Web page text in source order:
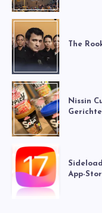
The
Nissin
App-